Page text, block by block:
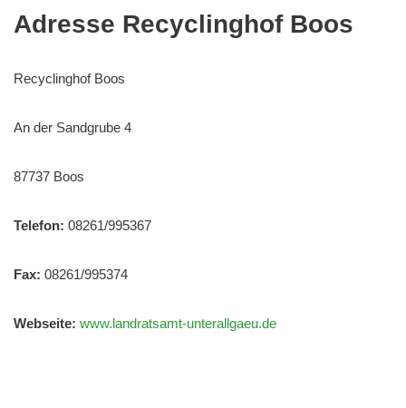
Adresse Recyclinghof Boos
Recyclinghof Boos
An der Sandgrube 4
87737 Boos
Telefon: 08261/995367
Fax: 08261/995374
Webseite: www.landratsamt-unterallgaeu.de